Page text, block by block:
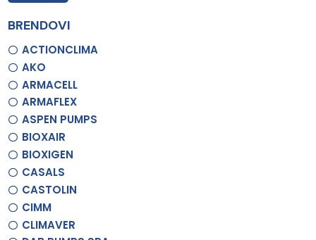
BRENDOVI
ACTIONCLIMA
AKO
ARMACELL
ARMAFLEX
ASPEN PUMPS
BIOXAIR
BIOXIGEN
CASALS
CASTOLIN
CIMM
CLIMAVER